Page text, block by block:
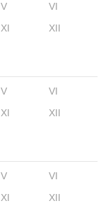
V
VI
XI XII
V
VI
XI XII
V
VI
XI XII